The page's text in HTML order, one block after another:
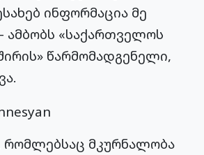
ინფორმაცია მე
ამბობს «საქართველოს
წარმომადგენელი,
რომლებსაც მკურნალობა